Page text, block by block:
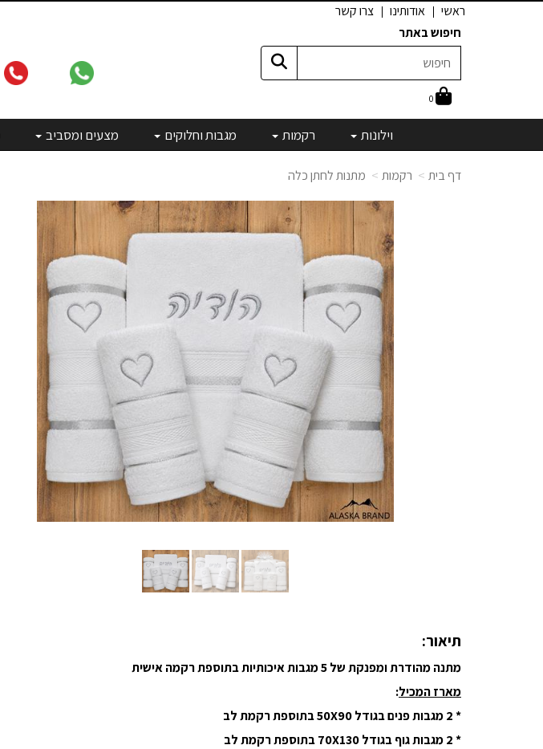
ראשי אודותינו
צרו קשר
חיפוש באתר
0
וילונות רקמות מגבות וחלוקים מצעים ומסביב
דף בית רקמות מתנות לחתן כלה
תיאור:
מתנה מהודרת ומפנקת של 5 מגבות איכותיות בתוספת רקמה אישית
מארז המכיל:
* 2 מגבות פנים בגודל 50X90 בתוספת רקמת לב
* 2 מגבות גוף בגודל 70X130 בתוספת רקמת לב